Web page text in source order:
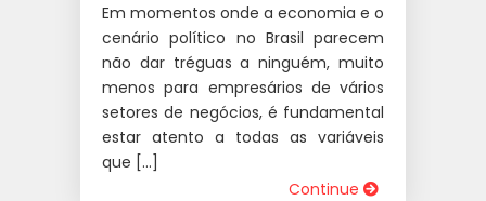
Em momentos onde a economia e o
cenário político no Brasil parecem
não dar tréguas a ninguém, muito
menos para empresários de vários
setores de negócios, é fundamental
estar atento a todas as variáveis
que […]
Continue